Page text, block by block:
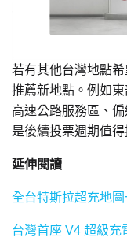
若有其他台灣地點
推薦新地點。例如
高速公路服務區、
是後續投票週期值得
延伸閱讀
全台特斯拉超充地
台灣首座 V4 超級充